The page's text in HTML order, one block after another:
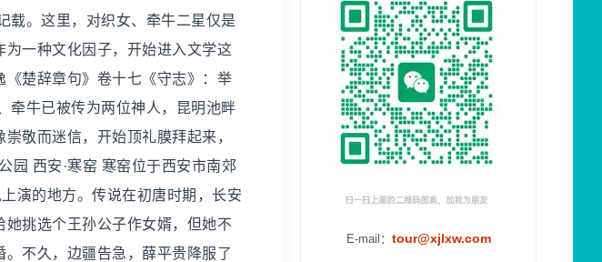
载。这里，对织女、牵牛二星仅是
一种文化因子，开始进入文学这
楚辞章句》卷十七《守志》：举
牵牛已被传为两位神人，昆明池畔
敬而迷信，开始顶礼膜拜起来，
园 西安·寒窑 寒窑位于西安市南郊
演的地方。传说在初唐时期，长安
挑选个王孙公子作女婿，但她不
不久，边疆告急，薛平贵降服了
E-mail： tour@xjlxw.com